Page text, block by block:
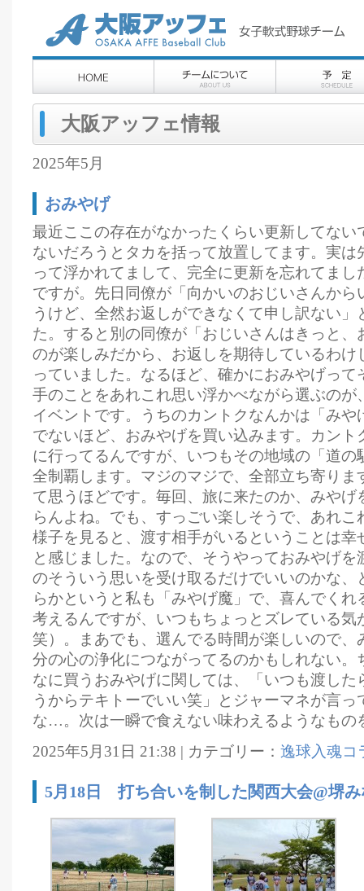
大阪アッフェ情報
2025年5月
おみやげ
最近ここの存在がなかったくらい更新してない
ないだろうとタカを括って放置してます。実は
って浮かれてまして、完全に更新を忘れてまし
ですが。先日同僚が「向かいのおじいさんから
うけど、全然お返しができなくて申し訳ない」
た。すると別の同僚が「おじいさんはきっと、
のが楽しみだから、お返しを期待しているわけ
っていました。なるほど、確かにおみやげって
手のことをあれこれ思い浮かべながら選ぶのが
イベントです。うちのカントクなんかは「みや
でないほど、おみやげを買い込みます。カント
に行ってるんですが、いつもその地域の「道の
全制覇します。マジのマジで、全部立ち寄りま
て思うほどです。毎回、旅に来たのか、みやげ
らんよね。でも、すっごい楽しそうで、あれこ
様子を見ると、渡す相手がいるということは幸
と感じました。なので、そうやっておみやげを
のそういう思いを受け取るだけでいいのかな、
らかというと私も「みやげ魔」で、喜んでくれ
考えるんですが、いつもちょっとズレている気
笑）。まあでも、選んでる時間が楽しいので、
分の心の浄化につながってるのかもしれない。
なに買うおみやげに関しては、「いつも渡した
うからテキトーでいい笑」とジャーマネが言っ
な…。次は一瞬で食えない味わえるようなもの
2025年5月31日 21:38 | カテゴリー： 逸球入魂コ
5月18日 打ち合いを制した関西大会@堺